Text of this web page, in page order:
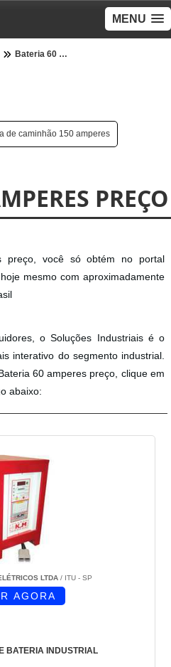
MENU
Bateria 60 amperes preço
de caminhão 150 amperes
PREÇO
preço, você só obtém no portal
mesmo com aproximadamente
o Soluções Industriais é o
interativo do segmento industrial.
60 amperes preço, clique em
abaixo:
LTDA/ ITU - SP
BATERIA INDUSTRIAL
AGORA